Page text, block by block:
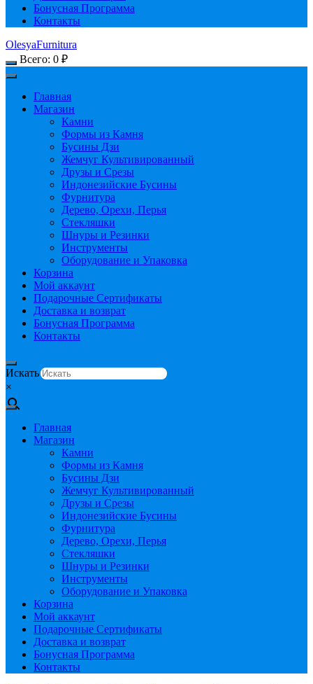
Бонусная Программа
Контакты
OlesyaFurnitura
Всего: 0 ₽
Главная
Магазин
Камни
Формы из Камня
Бусины Дзи
Жемчуг Культивированный
Друзы и Срезы
Индонезийские Бусины
Фурнитура
Дерево, Орехи, Перья
Стекляшки
Шнуры и Резинки
Инструменты
Оборудование и Упаковка
Корзина
Мой аккаунт
Подарочные Сертификаты
Доставка и возврат
Бонусная Программа
Контакты
Искать
×
Главная
Магазин
Камни
Формы из Камня
Бусины Дзи
Жемчуг Культивированный
Друзы и Срезы
Индонезийские Бусины
Фурнитура
Дерево, Орехи, Перья
Стекляшки
Шнуры и Резинки
Инструменты
Оборудование и Упаковка
Корзина
Мой аккаунт
Подарочные Сертификаты
Доставка и возврат
Бонусная Программа
Контакты